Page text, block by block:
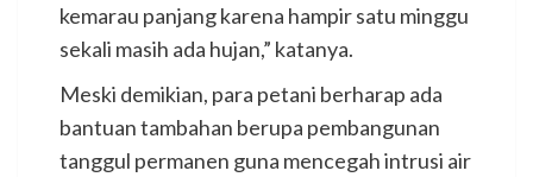
kemarau panjang karena hampir satu minggu
sekali masih ada hujan,” katanya.
Meski demikian, para petani berharap ada
bantuan tambahan berupa pembangunan
tanggul permanen guna mencegah intrusi air